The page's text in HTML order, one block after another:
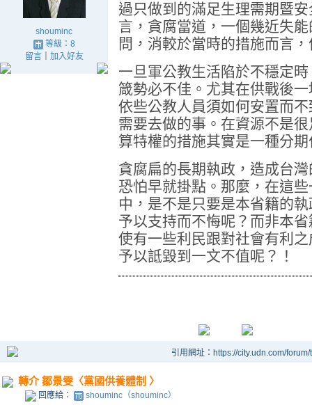
shouminc
等級：8
留言｜ 加入好友
過只做到的滿足生理需期暨
言，貪腐當道，一個幾近失
問，消較於當時的措施而言
一旦軍公教生活陷於不穩定
箴勢必不佳。尤其在供戰後
依些公教人員須如何安置而
需要去做的事。在資源不是
算特權的措施其實是一種分
貪腐扁的長期執政，造成台
恐怕早就掛點。那麼，在這
中，是不是只要是本省籍的
予以支持而不悔呢？而非本
使有一些利民跟對社會有利
予以詆毀到一文不值呢？！
引用網址：https://city.udn.com/
轉介 鄒景雯〈黨國供養體制 〉
回應給： shouminc（shouminc）